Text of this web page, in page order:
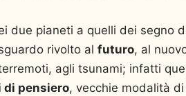
due pianeti a quelli dei segno
rivolto al futuro, al
agli tsunami; infatti
pensiero, vecchie modalità